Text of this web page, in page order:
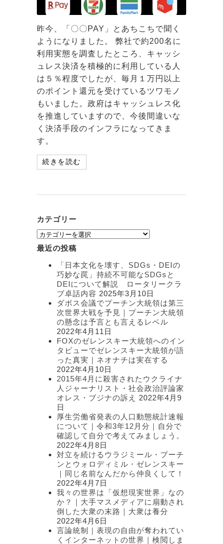
昨今、「〇〇PAY」とあちこちで聞く
ようになりました。 弊社で約200名に
利用実態を調査したところ、キャッシ
ュレス決済を積極的に利用している人
は５％程度でしたが、毎月１万円以上
のポイント還元を受けているツワモノ
もいました。政府はキャッシュレス化
を推進していますので、今後間違いな
く決済手段のインフラになってきま
す。
続きを読む
カテゴリー
カ
テ
ゴ
最近の投稿
「日本文化を壊す、SDGs・DEIの
巧妙な罠」持続不可能なSDGsと
DEIについて解説 ロータリークラ
ブ卓話内容 2025年3月10日
ダボス会議でプーチン大統領は第三
次世界大戦を予見｜プーチン大統領
の懸念は予言とも言えるレベル
2022年4月11日
FOXのゼレンスキー大統領へのイン
タビューでゼレンスキー大統領が語
った真実｜ネオナチは実在する
2022年4月10日
2015年4月に殺害されたウクライナ
人ジャーナリスト・社会政治評論家
オレス・ブジナの訴え
2022年4月9
日
厚生労働省発表の人口動態統計速報
について｜令和3年12月分｜自分で
確認して自分で考えてみましょう。
2022年4月8日
対立を続けるウラジミール・プーチ
ンとウォロディミル・ゼレンスキー
｜同じ名前なんだから仲良くして！
2022年4月7日
我々の世界は「仮想現実世界」なの
か？｜大手マスメディアに扇動され
倒した大衆の末路｜大衆は養分
2022年4月6日
言論統制｜表現の自由が奪われてい
くインターネットの世界｜検閲しま